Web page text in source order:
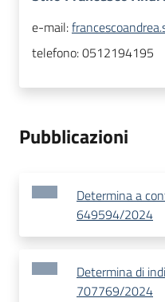
e-mail:
telefono:0512194195
Pubblicazioni
Determina a
649594/2024
Determina di
707769/2024